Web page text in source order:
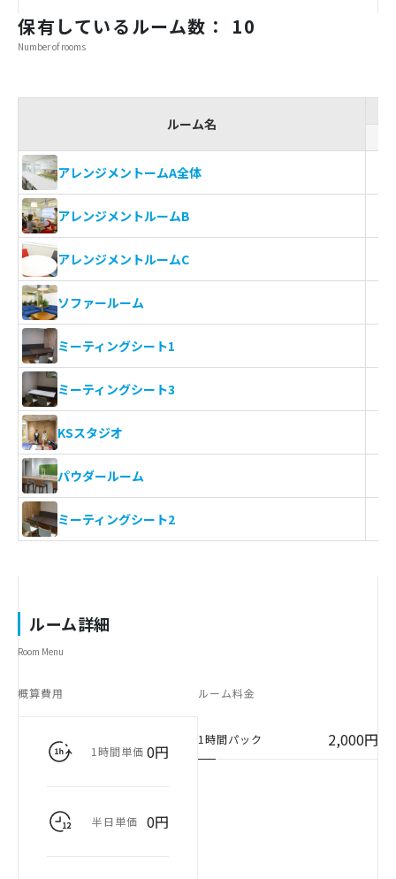
保有しているルーム数： 10
Number of rooms
ルーム名
アレンジメントームA全体
アレンジメントルームB
アレンジメントルームC
ソファールーム
ミーティングシート1
ミーティングシート3
KSスタジオ
パウダールーム
ミーティングシート2
ルーム詳細
Room Menu
概算費用
1時間単価 0円
半日単価 0円
ルーム料金
1時間パック 2,000円